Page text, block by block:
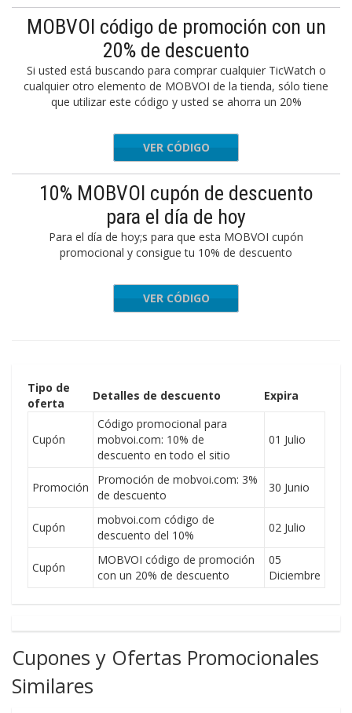
MOBVOI código de promoción con un
20% de descuento
Si usted está buscando para comprar cualquier TicWatch o
cualquier otro elemento de MOBVOI de la tienda, sólo tiene
que utilizar este código y usted se ahorra un 20%
KWISE20
VER CÓDIGO
10% MOBVOI cupón de descuento
para el día de hoy
Para el día de hoy;s para que esta MOBVOI cupón
promocional y consigue tu 10% de descuento
XEUHXA
VER CÓDIGO
Tipo de
oferta
Detalles de descuento Expira
Cupón
Código promocional para
mobvoi.com: 10% de
descuento en todo el sitio
01 Julio
Promoción
Promoción de mobvoi.com: 3%
de descuento
30 Junio
Cupón
mobvoi.com código de
descuento del 10%
02 Julio
Cupón
MOBVOI código de promoción
con un 20% de descuento
05
Diciembre
Cupones y Ofertas Promocionales
Similares